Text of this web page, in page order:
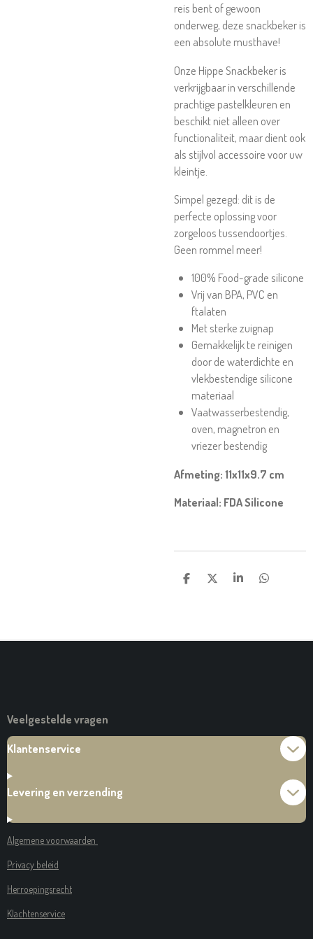
reis bent of gewoon
onderweg, deze snackbeker is
een absolute musthave!
Onze Hippe Snackbeker is
verkrijgbaar in verschillende
prachtige pastelkleuren en
beschikt niet alleen over
functionaliteit, maar dient ook
als stijlvol accessoire voor uw
kleintje.
Simpel gezegd: dit is de
perfecte oplossing voor
zorgeloos tussendoortjes.
Geen rommel meer!
100% Food-grade silicone
Vrij van BPA, PVC en
ftalaten
Met sterke zuignap
Gemakkelijk te reinigen
door de waterdichte en
vlekbestendige silicone
materiaal
Vaatwasserbestendig,
oven, magnetron en
vriezer bestendig
Afmeting: 11x11x9.7 cm
Materiaal: FDA Silicone
D
D
S
D
Veelgestelde vragen
Klantenservice
Levering en verzending
Algemene voorwaarden
Privacy beleid
Herroepingsrecht
Klachtenservice